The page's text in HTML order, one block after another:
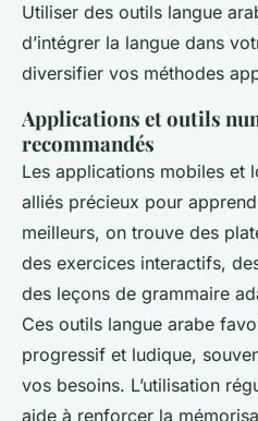
Utiliser des outils langue
d’intégrer la langue dans
diversifier vos méthodes
Applications et outils
recommandés
Les applications mobiles et
alliés précieux pour
meilleurs, on trouve des
des exercices interactifs,
des leçons de grammaire
Ces outils langue arabe
progressif et ludique,
vos besoins. L’utilisation
aide à renforcer la